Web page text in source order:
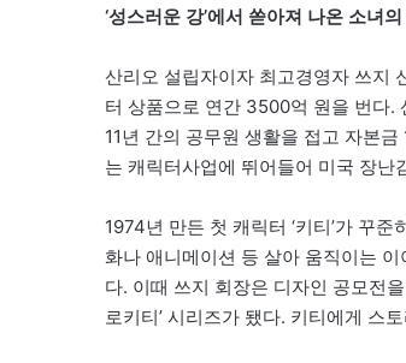
‘성스러운 강’에서 쏟아져 나온 소녀
산리오 설립자이자 최고경영자 쓰지
터 상품으로 연간 3500억 원을 번다.
11년 간의 공무원 생활을 접고 자본금
는 캐릭터사업에 뛰어들어 미국 장
1974년 만든 첫 캐릭터 ‘키티’가 꾸
화나 애니메이션 등 살아 움직이는
다. 이때 쓰지 회장은 디자인 공모전
로키티’ 시리즈가 됐다. 키티에게 스